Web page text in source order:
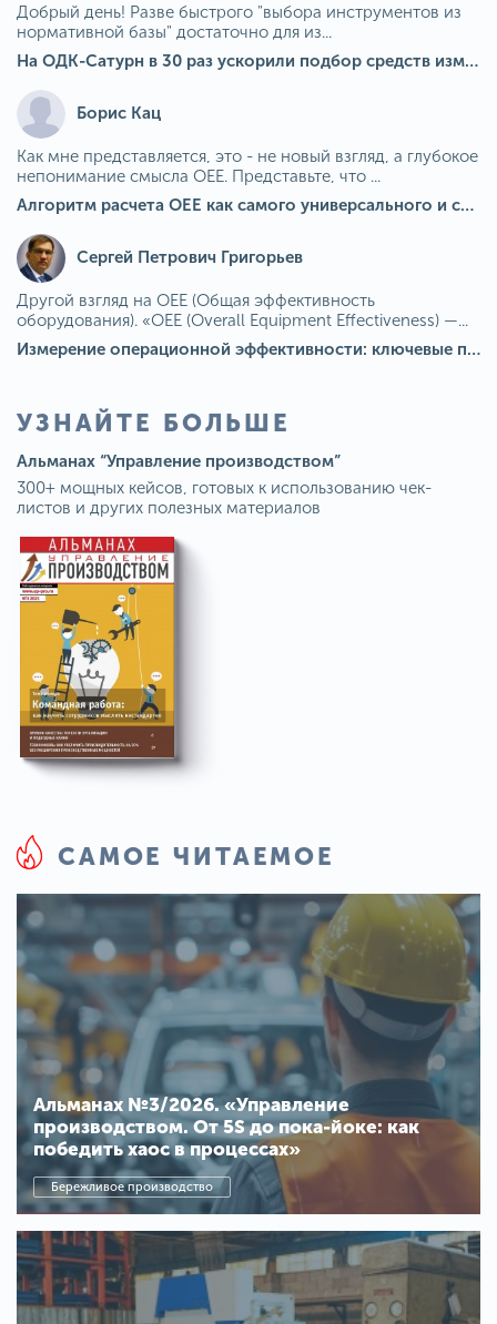
Добрый день! Разве быстрого "выбора инструментов из
нормативной базы" достаточно для из...
На ОДК-Сатурн в 30 раз ускорили подбор средств измерения для контроля качества продукции
Борис Кац
Как мне представляется, это - не новый взгляд, а глубокое
непонимание смысла OEE. Представьте, что ...
Алгоритм расчета ОЕЕ как самого универсального и современного показателя эффективности оборудования в мире
Сергей Петрович Григорьев
Другой взгляд на OEE (Общая эффективность
оборудования). «OEE (Overall Equipment Effectiveness) —...
Измерение операционной эффективности: ключевые показатели для непрерывного совершенствования
УЗНАЙТЕ БОЛЬШЕ
Альманах “Управление производством”
300+ мощных кейсов, готовых к использованию чек-
листов и других полезных материалов
САМОЕ ЧИТАЕМОЕ
Альманах №3/2026. «Управление
производством. От 5S до пока-йоке: как
победить хаос в процессах»
Бережливое производство